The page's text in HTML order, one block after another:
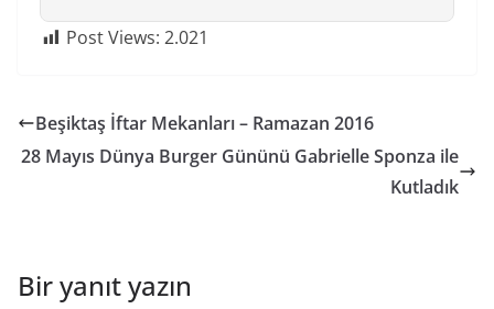
Post Views: 2.021
Beşiktaş İftar Mekanları – Ramazan 2016
28 Mayıs Dünya Burger Gününü Gabrielle Sponza ile
Kutladık
Bir yanıt yazın